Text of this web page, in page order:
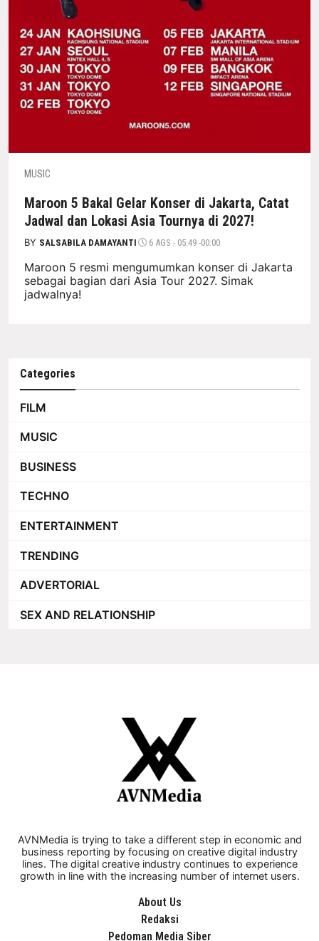
MUSIC
Maroon 5 Bakal Gelar Konser di Jakarta, Catat
Jadwal dan Lokasi Asia Tournya di 2027!
BY SALSABILA DAMAYANTI 6 AGS - 05:49 -00:00
Maroon 5 resmi mengumumkan konser di Jakarta
sebagai bagian dari Asia Tour 2027. Simak
jadwalnya!
Categories
FILM
MUSIC
BUSINESS
TECHNO
ENTERTAINMENT
TRENDING
ADVERTORIAL
SEX AND RELATIONSHIP
AVNMedia is trying to take a different step in economic and
business reporting by focusing on creative digital industry
lines. The digital creative industry continues to experience
growth in line with the increasing number of internet users.
About Us
Redaksi
Pedoman Media Siber